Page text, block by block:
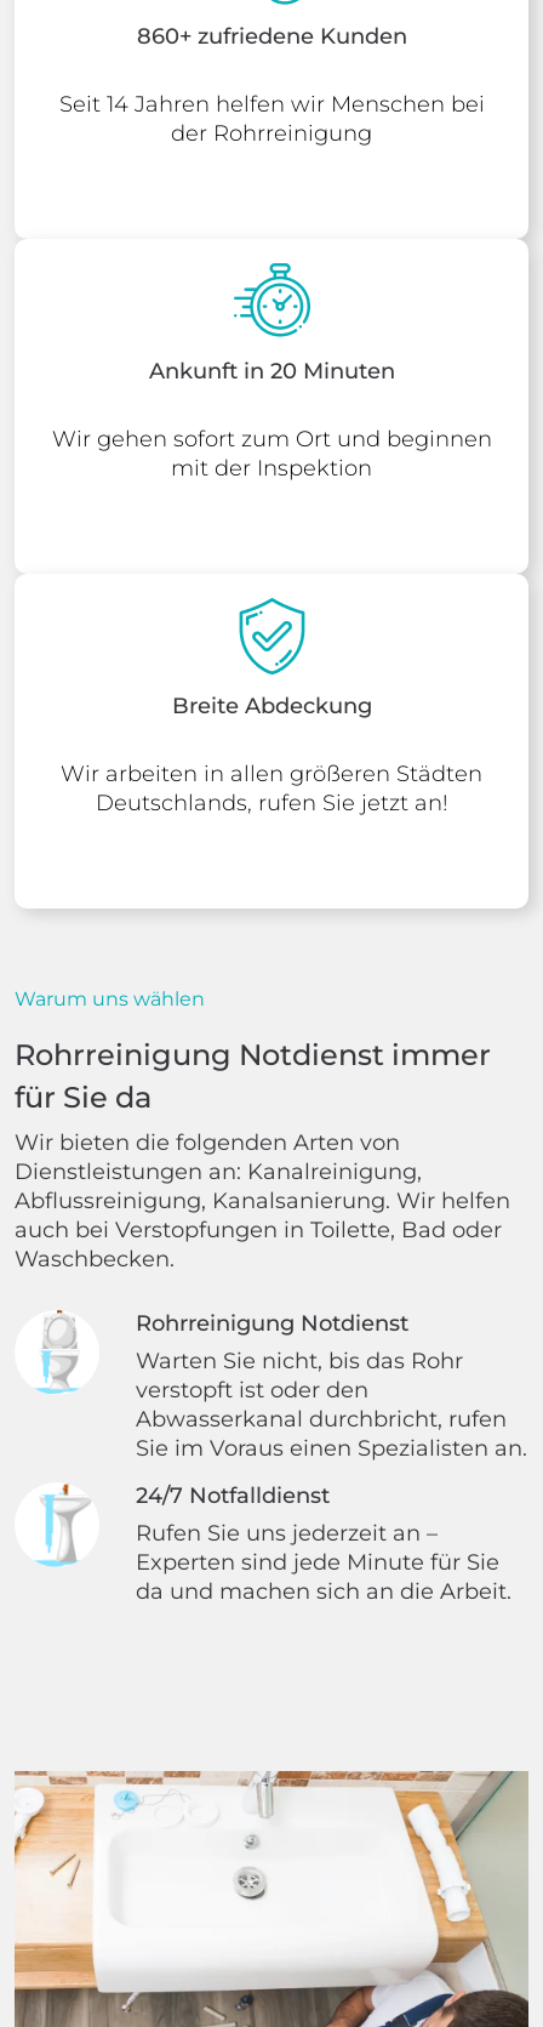
860+ zufriedene Kunden
Seit 14 Jahren helfen wir Menschen bei
der Rohrreinigung
Ankunft in 20 Minuten
Wir gehen sofort zum Ort und beginnen
mit der Inspektion
Breite Abdeckung
Wir arbeiten in allen größeren Städten
Deutschlands, rufen Sie jetzt an!
Warum uns wählen
Rohrreinigung Notdienst immer
für Sie da
Wir bieten die folgenden Arten von
Dienstleistungen an: Kanalreinigung,
Abflussreinigung, Kanalsanierung. Wir helfen
auch bei Verstopfungen in Toilette, Bad oder
Waschbecken.
Rohrreinigung Notdienst
Warten Sie nicht, bis das Rohr
verstopft ist oder den
Abwasserkanal durchbricht, rufen
Sie im Voraus einen Spezialisten an.
24/7 Notfalldienst
Rufen Sie uns jederzeit an –
Experten sind jede Minute für Sie
da und machen sich an die Arbeit.